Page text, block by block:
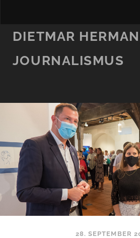
DIETMAR
JOURNALISMUS
28. SEPTEMBER